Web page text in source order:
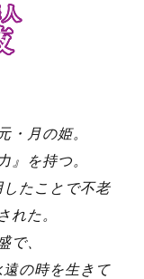
・月の姫。
』を持つ。
たことで不老
れた。
で、
の時を生きて